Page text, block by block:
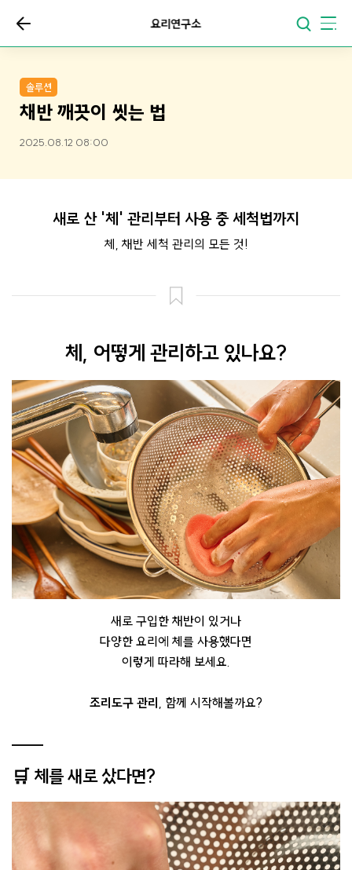
요리연구소
솔루션
채반 깨끗이 씻는 법
2025.08.12 08:00
새로 산 '체' 관리부터 사용 중 세척법까지
체, 채반 세척 관리의 모든 것!
체, 어떻게 관리하고 있나요?
새로 구입한 채반이 있거나
다양한 요리에 체를 사용했다면
이렇게 따라해 보세요.
조리도구 관리 , 함께 시작해볼까요?
🛒 체를 새로 샀다면?